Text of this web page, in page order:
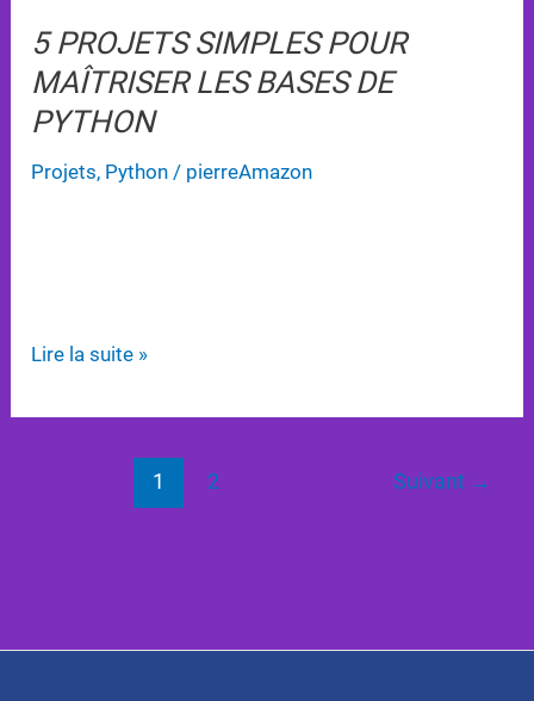
5 PROJETS SIMPLES POUR
MAÎTRISER LES BASES DE
PYTHON
Projets, Python / pierreAmazon
Lire la suite »
1 2 Suivant →